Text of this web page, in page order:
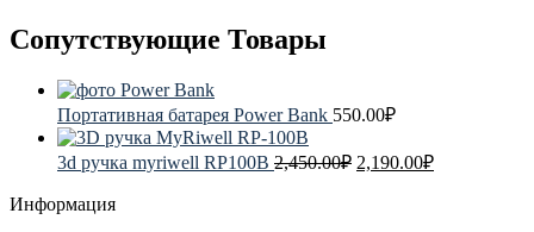
Сопутствующие Товары
Портативная батарея Power Bank 550.00₽
3d ручка myriwell RP100B 2,450.00₽ 2,190.00₽
Информация